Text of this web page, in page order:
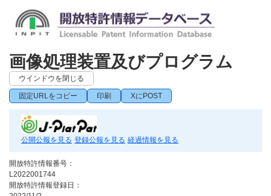
画像処理装置及びプログラム
ウインドウを閉じる
固定URLをコピー 印刷 XにPOST
公開公報を見る 登録公報を見る 経過情報を見る
開放特許情報番号：
L2022001744
開放特許情報登録日：